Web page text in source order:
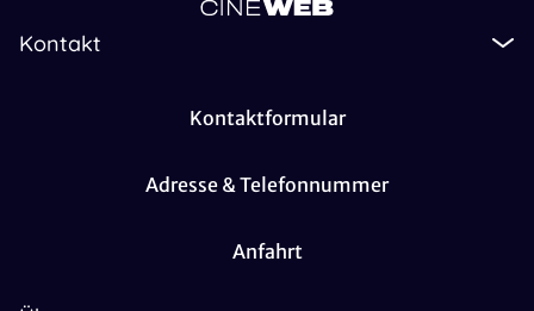
Kontakt
Kontaktformular
Adresse & Telefonnummer
Anfahrt